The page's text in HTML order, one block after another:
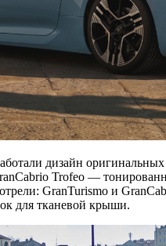
дизайн
Trofeo —
GranTurismo и
для тканевой крыши.